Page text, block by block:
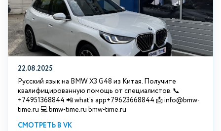
22.08.2025
Русский язык на BMW X3 G48 из Китая. Получите
квалифицированную помощь от специалистов. 📞
+74951368844 📲 what's app+79623668844 📩 info@bmw-
time.ru 💻 bmw-time.ru bmw-time.ru
СМОТРЕТЬ В VK